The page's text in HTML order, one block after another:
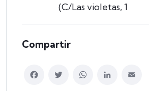
(C/Las violetas, 1
Compartir
FacebookTwitter WhatsAppLinkedIn